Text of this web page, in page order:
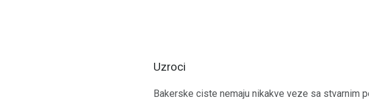
Uzroci
Bakerske ciste nemaju nikakve veze sa stvarnim